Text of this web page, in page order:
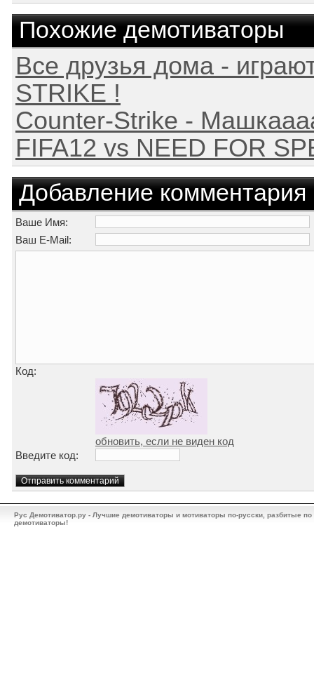
Похожие демотиваторы
Все друзья дома -
STRIKE !
Counter-Strike -
FIFA12 vs NEED FOR
Добавление комментария
Ваше Имя:
Ваш E-Mail:
Код:
обновить, если не виден код
Введите код:
Рус Демотиватор.ру - Лучшие демотиваторы и мотиваторы по-русски, разбитые
демотиваторы!